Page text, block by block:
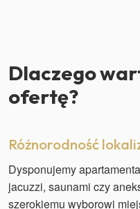
Dlaczego
ofertę?
Różnorodność
Dysponujemy
jacuzzi, saunami czy
szerokiemu wyborowi